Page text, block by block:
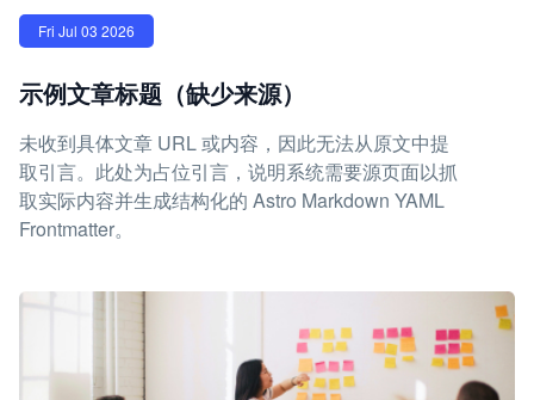
Fri Jul 03 2026
示例文章标题（缺少来源）
未收到具体文章 URL 或内容，因此无法从原文中提
取引言。此处为占位引言，说明系统需要源页面以抓
取实际内容并生成结构化的 Astro Markdown YAML
Frontmatter。